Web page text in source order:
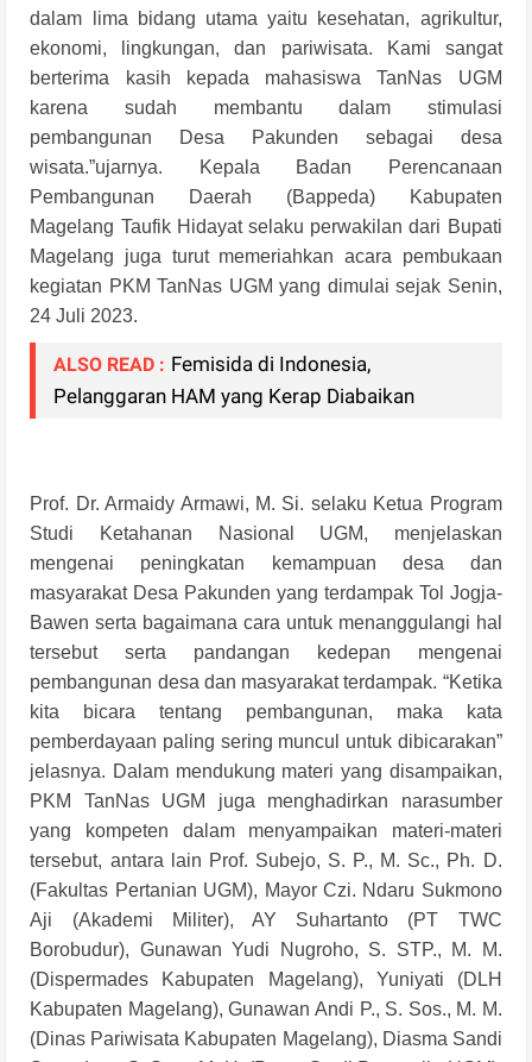
dalam lima bidang utama yaitu kesehatan, agrikultur,
ekonomi, lingkungan, dan pariwisata. Kami sangat
berterima kasih kepada mahasiswa TanNas UGM
karena sudah membantu dalam stimulasi
pembangunan Desa Pakunden sebagai desa
wisata.”ujarnya. Kepala Badan Perencanaan
Pembangunan Daerah (Bappeda) Kabupaten
Magelang Taufik Hidayat selaku perwakilan dari Bupati
Magelang juga turut memeriahkan acara pembukaan
kegiatan PKMTanNas UGM yang dimulai sejak Senin,
24 Juli 2023.
ALSO READ : Femisida di Indonesia,
Pelanggaran HAM yang Kerap Diabaikan
Prof. Dr. Armaidy Armawi, M. Si. selaku Ketua Program
Studi Ketahanan Nasional UGM, menjelaskan
mengenai peningkatan kemampuan desa dan
masyarakat Desa Pakunden yang terdampak Tol Jogja-
Bawen serta bagaimana cara untuk menanggulangi hal
tersebut serta pandangan kedepan mengenai
pembangunan desa dan masyarakat terdampak. “Ketika
kita bicara tentang pembangunan, maka kata
pemberdayaan paling sering muncul untuk dibicarakan”
jelasnya. Dalam mendukung materi yang disampaikan,
PKM TanNasUGM juga menghadirkan narasumber
yang kompeten dalam menyampaikan materi-materi
tersebut, antara lain Prof. Subejo, S. P., M. Sc., Ph. D.
(Fakultas Pertanian UGM), Mayor Czi. Ndaru Sukmono
Aji (Akademi Militer), AY Suhartanto (PT TWC
Borobudur), Gunawan Yudi Nugroho, S. STP., M. M.
(Dispermades Kabupaten Magelang), Yuniyati (DLH
Kabupaten Magelang), Gunawan Andi P., S. Sos., M. M.
(Dinas Pariwisata Kabupaten Magelang), Diasma Sandi